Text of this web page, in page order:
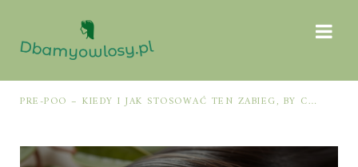
PRE-POO – KIEDY I JAK STOSOWAĆ TEN ZABIEG, BY CHRONIĆ I NAWILŻAĆ WŁOSY PRZED MYCIEM SZAMPONEM